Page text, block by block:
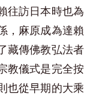
往訪日本時也為
，麻原成為達賴
藏傳佛教弘法者
教儀式是完全按
也從早期的大乘